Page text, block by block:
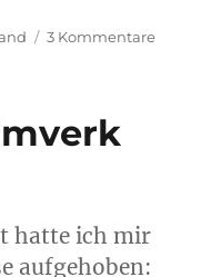
3 Kommentarezu
hatte ich mir
aufgehoben: